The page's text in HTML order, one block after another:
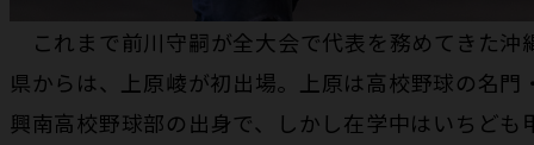
これまで前川守嗣が全大会で代表を務めてきた沖
県からは、上原崚が初出場。上原は高校野球の名門
興南高校野球部の出身で、しかし在学中はいちども